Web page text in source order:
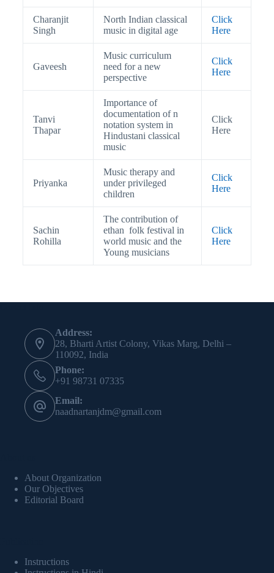
Charanjit
Singh
North Indian classical
music in digital age
Click
Here
Gaveesh
Music curriculum
need for a new
perspective
Click
Here
Tanvi
Thapar
Importance of
documentation of n
notation system in
Hindustani classical
music
Click
Here
Priyanka
Music therapy and
under privileged
children
Click
Here
Sachin
Rohilla
The contribution of
ethan folk festival in
world music and the
Young musicians
Click
Here
Address:
28, Bharti Artist Colony, Vikas Marg, Delhi –
110092, India
Phone:
+91 98731 07335
Email:
naadnartanjdm@gmail.com
About Organization
Our Objectives
Editorial Board
Instructions